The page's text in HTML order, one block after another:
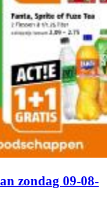
zondag 09-08-